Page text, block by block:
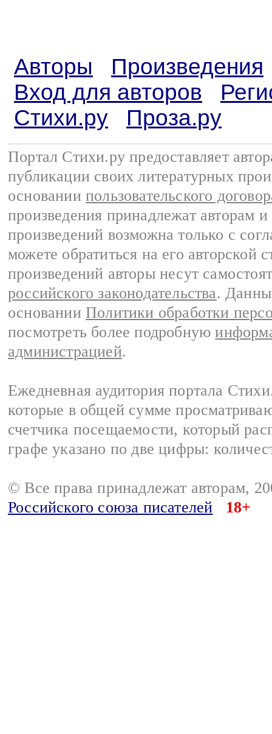
Авторы
Произведения
Вход для авторов
Стихи.ру
Проза.ру
Портал Стихи.ру предоставляет
публикации своих литературных
основании пользовательского
произведения принадлежат авторам
произведений возможна только с
можете обратиться на его авторской
произведений авторы несут
российского законодательства.
основании Политики обработки
посмотреть более подробную
администрацией.
Ежедневная аудитория портала
которые в общей сумме
счетчика посещаемости, который
графе указано по две цифры:
© Все права принадлежат авторам,
Российского союза писателей
18+